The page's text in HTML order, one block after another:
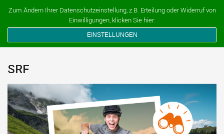
Ferien auf dem Bauernhof
SRF
Zum Ändern Ihrer Datenschutzeinstellung, z.B. Erteilung oder Widerruf von
Einwilligungen, klicken Sie hier:
EINSTELLUNGEN